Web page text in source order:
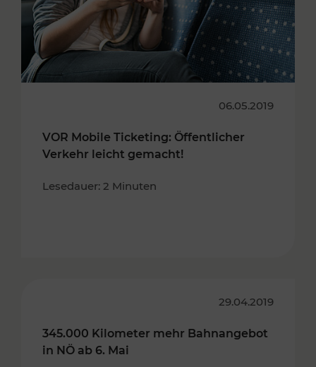
06.05.2019
VOR Mobile Ticketing: Öffentlicher
Verkehr leicht gemacht!
Lesedauer: 2 Minuten
29.04.2019
345.000 Kilometer mehr Bahnangebot
in NÖ ab 6. Mai